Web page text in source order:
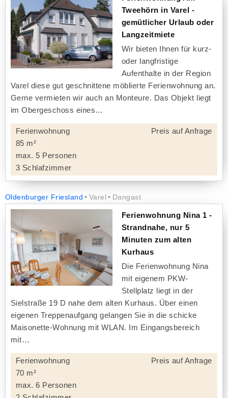
Tweehörn in Varel -
gemütlicher Urlaub oder
Langzeitmiete
Wir bieten Ihnen für kurz-
oder langfristige
Aufenthalte in der Region
Varel diese gut geschnittene möblierte Ferienwohnung an.
Gerne vermieten wir auch an Monteure. Das Objekt liegt
im Obergeschoss eines
Ferienwohnung
85 m²
max. 5 Personen
3 Schlafzimmer
Preis auf Anfrage
Oldenburger Friesland Varel Dangast
Ferienwohnung Nina 1 -
Strandnahe, nur 5
Minuten zum alten
Kurhaus
Die Ferienwohnung Nina
mit eigenem PKW-
Stellplatz liegt in der
Sielstraße 19 D nahe dem alten Kurhaus. Über einen
eigenen Treppenaufgang gelangen Sie in die schicke
Maisonette-Wohnung mit WLAN. Im Eingangsbereich
mit
Ferienwohnung
70 m²
max. 6 Personen
Preis auf Anfrage